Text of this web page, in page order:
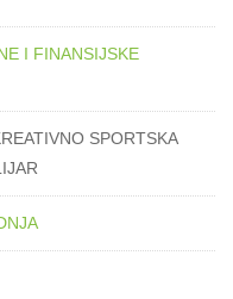
I FINANSIJSKE
SPORTSKA